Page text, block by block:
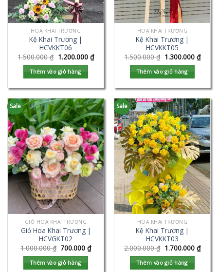
HOA KHAI TRƯƠNG
Kệ Khai Trương |
HCVKKT06
1.500.000₫ 1.200.000 ₫
Thêm vào giỏ hàng
HOA KHAI TRƯƠNG
Kệ Khai Trương |
HCVKKT05
1.500.000₫ 1.300.000 ₫
Thêm vào giỏ hàng
Sale
GIỎ HOA KHAI TRƯƠNG
Giỏ Hoa Khai Trương |
HCVGKT02
1.000.000₫ 700.000₫
Thêm vào giỏ hàng
Sale
HOA KHAI TRƯƠNG
Kệ Khai Trương |
HCVKKT03
2.000.000₫ 1.700.000 ₫
Thêm vào giỏ hàng